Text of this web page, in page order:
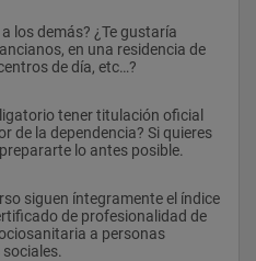
los demás? ¿Te gustaría
en una residencia de
de día, etc…?
tener titulación oficial
de la dependencia? Si quieres
lo antes posible.
siguen íntegramente el índice
de profesionalidad de
a personas